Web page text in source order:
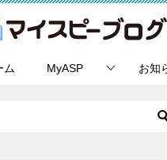
ム MyASP お知